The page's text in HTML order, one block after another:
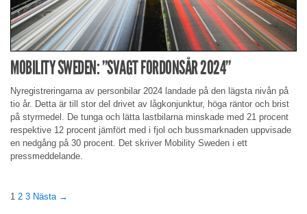
MOBILITY SWEDEN: ”SVAGT FORDONSÅR 2024”
Nyregistreringarna av personbilar 2024 landade på den lägsta nivån på
tio år. Detta är till stor del drivet av lågkonjunktur, höga räntor och brist
på styrmedel. De tunga och lätta lastbilarna minskade med 21 procent
respektive 12 procent jämfört med i fjol och bussmarknaden uppvisade
en nedgång på 30 procent. Det skriver Mobility Sweden i ett
pressmeddelande.
1 2 3 Nästa →